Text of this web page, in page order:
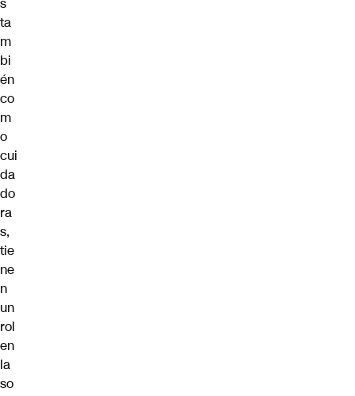
ta
m
bi
én
co
m
o
cui
da
do
ra
s,
tie
ne
n
un
rol
en
la
so